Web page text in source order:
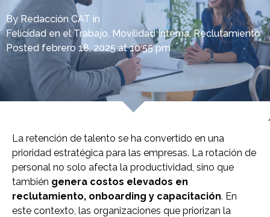
By Redacción CAT in
Felicidad en el Trabajo, Movilidad Interna,Reclutamiento
Posted febrero 18, 2025 at 10:55 pm
La retención de talento se ha convertido en una
prioridad estratégica para las empresas. La rotación de
personal no solo afecta la productividad, sino que
también genera costos elevados en
reclutamiento, onboarding y capacitación. En
este contexto, las organizaciones que priorizan la